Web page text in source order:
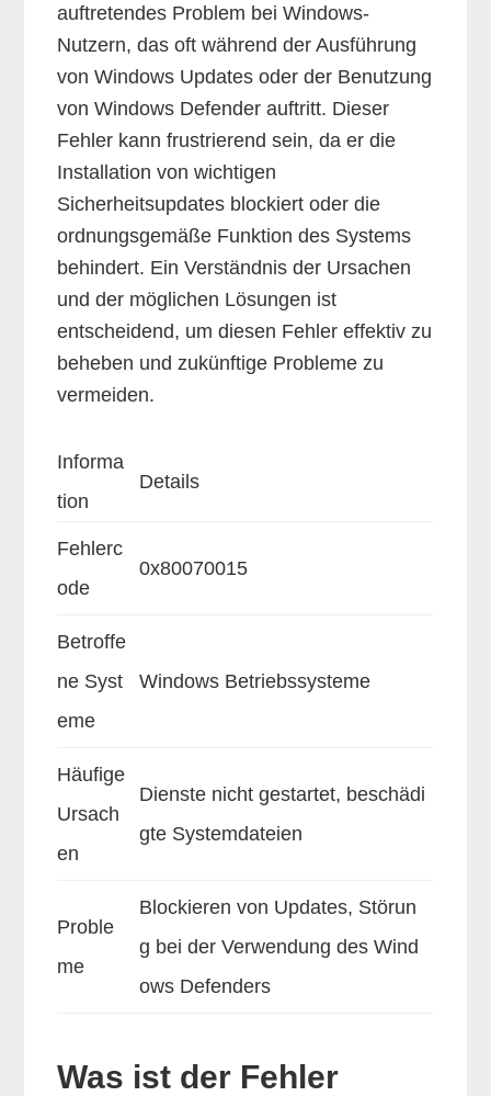
auftretendes Problem bei Windows-
Nutzern, das oft während der Ausführung
von Windows Updates oder der Benutzung
von Windows Defender auftritt. Dieser
Fehler kann frustrierend sein, da er die
Installation von wichtigen
Sicherheitsupdates blockiert oder die
ordnungsgemäße Funktion des Systems
behindert. Ein Verständnis der Ursachen
und der möglichen Lösungen ist
entscheidend, um diesen Fehler effektiv zu
beheben und zukünftige Probleme zu
vermeiden.
Informa
tion
Details
Fehlerc
ode
0x80070015
Betroffe
ne Syst
eme
Windows Betriebssysteme
Häufige
Ursach
en
Dienste nicht gestartet, beschädi
gte Systemdateien
Proble
me
Blockieren von Updates, Störun
g bei der Verwendung des Wind
ows Defenders
Was ist der Fehler